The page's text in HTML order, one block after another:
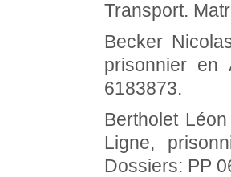
Transport.
Becker
prisonnier en
6183873.
Bertholet
Ligne,
Dossiers: PP